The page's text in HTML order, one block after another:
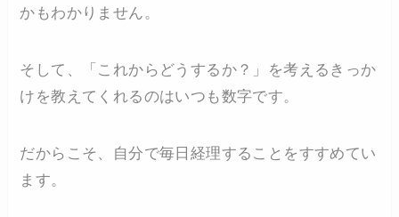
かもわかりません。
そして、「これからどうするか？」を考えるきっか
けを教えてくれるのはいつも数字です。
だからこそ、自分で毎日経理することをすすめてい
ます。